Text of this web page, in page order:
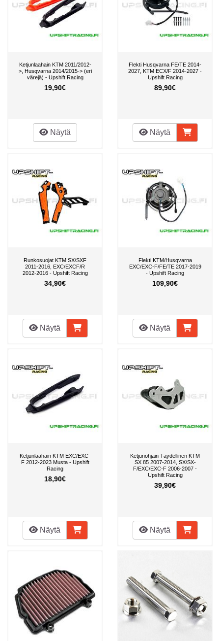
Ketjunlaahain KTM 2011/2012-
>, Husqvarna 2014/2015-> (eri
värejä) - Upshift Racing
19,90€
Näytä
Flekti Husqvarna FE/TE 2014-
2027, KTM ECX/F 2014-2027 -
Upshift Racing
89,90€
Näytä
Runkosuojat KTM SX/SXF
2011-2016, EXC/EXCF/R
2012-2016 - Upshift Racing
34,90€
Näytä
Flekti KTM/Husqvarna
EXC/EXC-F/FE/TE 2017-2019
- Upshift Racing
109,90€
Näytä
Ketjunlaahain KTM EXC/EXC-
F 2012-2023 Musta - Upshift
Racing
18,90€
Näytä
Ketjunohjain Täydellinen KTM
SX 85 2007-2014, SX/SX-
F/EXC/EXC-F 2006-2007 -
Upshift Racing
39,90€
Näytä